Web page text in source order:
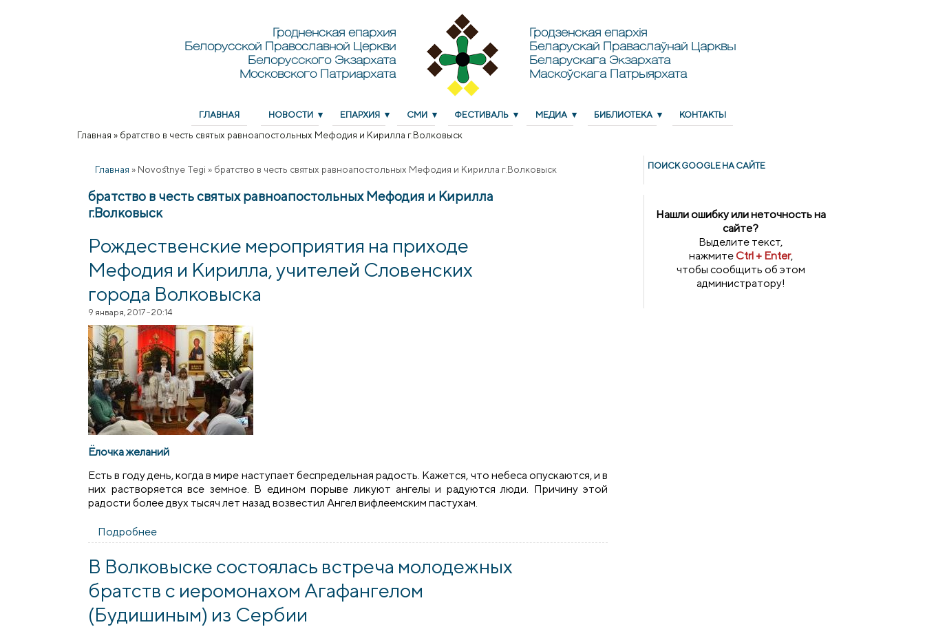
Гродненская епархия
Белорусской Православной Церкви
Белорусского Экзархата
Московского Патриархата
Гродзенская епархія
Беларускай Праваслаўнай Царквы
Беларускага Экзархата
Маскоўскага Патрыярхата
ГЛАВНАЯ НОВОСТИ ЕПАРХИЯ СМИ ФЕСТИВАЛЬ МЕДИА БИБЛИОТЕКА КОНТАКТЫ
Вы здесь
Главная » братство в честь святых равноапостольных Мефодия и Кирилла г.Волковыск
Главная » Novostnye Tegi » братство в честь святых равноапостольных Мефодия и Кирилла г.Волковыск
братство в честь святых равноапостольных Мефодия и Кирилла
г.Волковыск
Рождественские мероприятия на приходе
Мефодия и Кирилла, учителей Словенских
города Волковыска
9 января, 2017 - 20:14
Ёлочка желаний
Есть в году день, когда в мире наступает беспредельная радость. Кажется, что небеса опускаются, и в
них растворяется все земное. В едином порыве ликуют ангелы и радуются люди. Причину этой
радости более двух тысяч лет назад возвестил Ангел вифлеемским пастухам.
Подробнее
В Волковыске состоялась встреча молодежных
братств с иеромонахом Агафангелом
(Будишиным) из Сербии
ПОИСК GOОGLE НА САЙТЕ
Нашли ошибку или неточность на
сайте?
Выделите текст,
нажмитеCtrl + Enter,
чтобы сообщить об этом
администратору!